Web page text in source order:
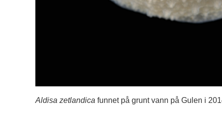
Aldisa zetlandica funnet på grunt vann på Gulen i